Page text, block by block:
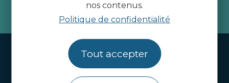
nos contenus.
Politique de confidentialité
Tout accepter
Handi-tourisme
Webcams